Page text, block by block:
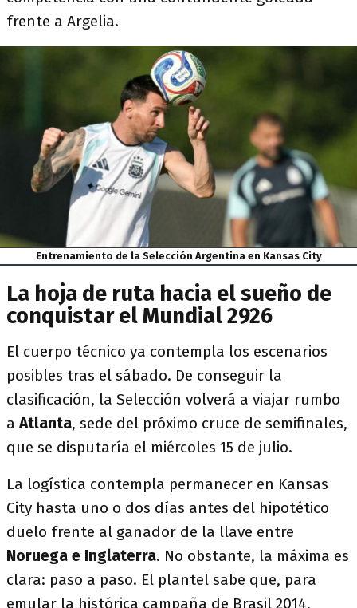
frente a Argelia.
Entrenamiento de la Selección Argentina en Kansas City
La hoja de ruta hacia el sueño de
conquistar el Mundial 2926
El cuerpo técnico ya contempla los escenarios
posibles tras el sábado. De conseguir la
clasificación, la Selección volverá a viajar rumbo
aAtlanta, sede del próximo cruce de semifinales,
que se disputaría el miércoles 15 de julio.
La logística contempla permanecer en Kansas
City hasta uno o dos días antes del hipotético
duelo frente al ganador de la llave entre
Noruega e Inglaterra. No obstante, la máxima es
clara: paso a paso. El plantel sabe que, para
emular la histórica campaña de Brasil 2014,